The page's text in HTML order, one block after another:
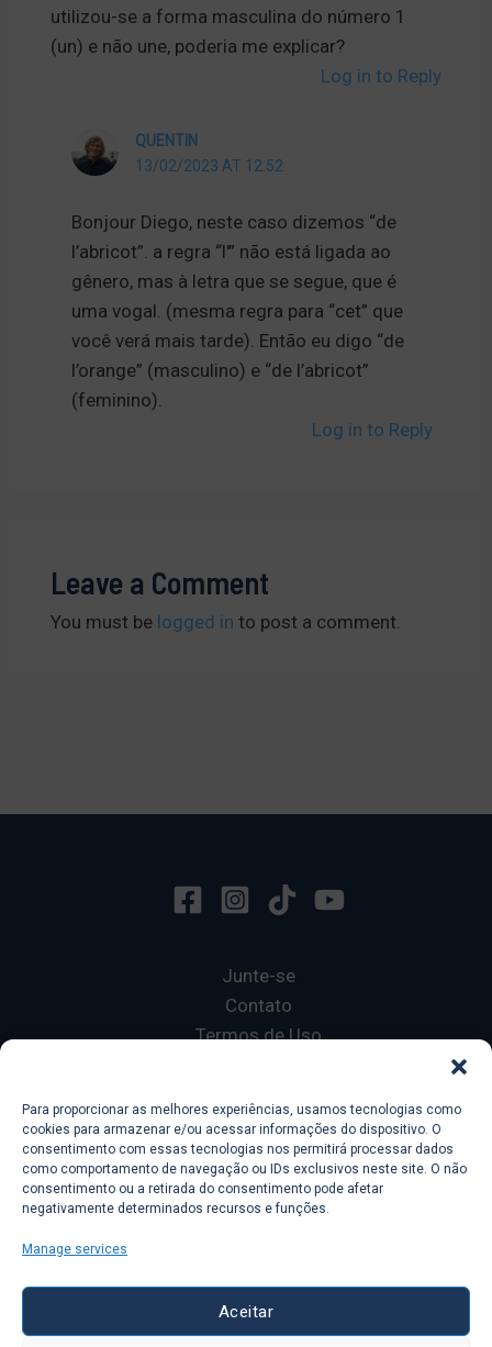
Para proporcionar as melhores experiências, usamos tecnologias como
cookies para armazenar e/ou acessar informações do dispositivo. O
consentimento com essas tecnologias nos permitirá processar dados
como comportamento de navegação ou IDs exclusivos neste site. O não
consentimento ou a retirada do consentimento pode afetar
negativamente determinados recursos e funções.
Manage services
Aceitar
utilizou-se a forma masculina do número 1
(un) e não une, poderia me explicar?
Log in to Reply
QUENTIN
13/02/2023 AT 12:52
Bonjour Diego, neste caso dizemos “de
l’abricot”. a regra “l'” não está ligada ao
gênero, mas à letra que se segue, que é
uma vogal. (mesma regra para “cet” que
você verá mais tarde). Então eu digo “de
l’orange” (masculino) e “de l’abricot”
(feminino).
Log in to Reply
Leave a Comment
You must be logged in to post a comment.
Junte-se
Contato
Termos de Uso
Copyright © 2026 Ecole 601
Lorelingo
Français sans Fautes
Lorelingo company, 78 avenue Des